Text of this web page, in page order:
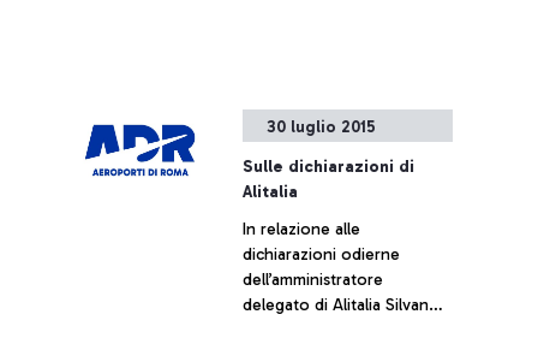
30 luglio 2015
Sulle dichiarazioni di
Alitalia
In relazione alle
dichiarazioni odierne
dell’amministratore
delegato di Alitalia Silvano